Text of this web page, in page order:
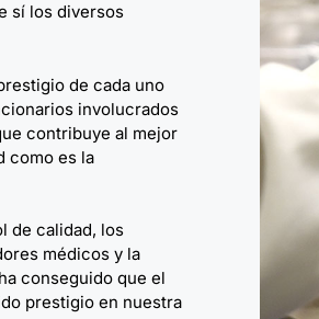
sí los diversos
de cada uno
involucrados
contribuye al mejor
como es la
de calidad, los
médicos y la
conseguido que el
prestigio en nuestra